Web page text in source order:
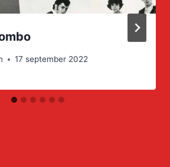
17 september 2022